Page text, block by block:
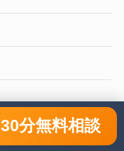
30分無料相談